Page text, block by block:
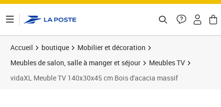
Accueil boutique
Mobilier et décoration
Meubles de salon, salle à manger et séjour
Meubles TV
vidaXL Meuble TV 140x30x45 cm Bois d'acacia massif